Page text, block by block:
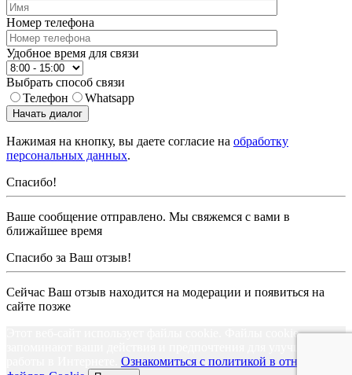
Номер телефона
Удобное время для связи
Выбрать способ связи
Телефон
Whatsapp
Начать диалог
Нажимая на кнопку, вы даете согласие на обработку
персональных данных.
Спасибо!
Ваше сообщение отправлено. Мы свяжемся с вами в
ближайшее время
Спасибо за Ваш отзыв!
Сейчас Ваш отзыв находится на модерации и появиться на
сайте позже
Этот веб-сайт использует файлы cookie. Файлы cookie
Ознакомиться с политикой в отношении